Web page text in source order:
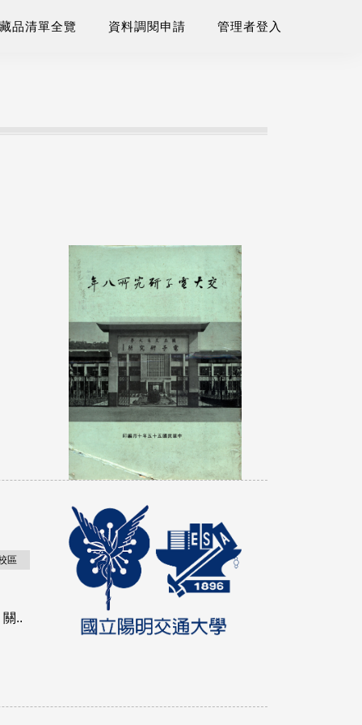
品清單全覽 資料調閱申請 管理者登入
區
..